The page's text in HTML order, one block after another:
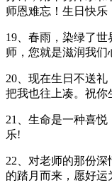
师恩难忘！生日快乐
19、春雨，染绿了
师，您就是滋润我们
20、现在生日不送
把我也往上凑。祝你
21、生命是一种喜
乐!
22、对老师的那份
的踏月而来，愿好运